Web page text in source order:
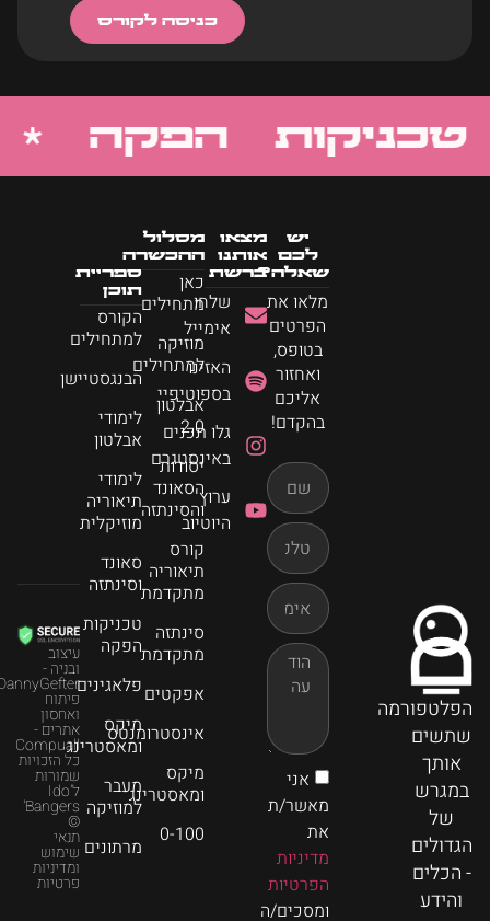
כניסה לקורס
הפקה *
הפלטפורמה
שתשים
אותך
במגרש
של
הגדולים
- הכלים
והידע
מסלול
ההכשרה
כאן
מתחילים
מוזיקה
למתחילים
אבלטון
2.0
יסודות
הסאונד
והסינתזה
קורס
תיאוריה
מתקדמת
סינתזה
מתקדמת
אפקטים
אינסטרומנטס
מיקס
ומאסטרינג
0-100
ספריית
תוכן
הקורס
למתחילים
הבנגסטיישן
לימודי
אבלטון
לימודי
תיאוריה
מוזיקלית
סאונד
וסינתזה
טכניקות
הפקה
פלאגינים
מיקס
ומאסטרינג
מעבר
למוזיקה
מרתונים
מצאו
אותנו
ברשת
שלחו
אימייל
האזינו
בספוטיפיי
גלו תכנים
באינסטגרם
ערוץ
היוטיוב
יש
לכם
שאלה?
מלאו את
הפרטים
בטופס,
ואחזור
אליכם
בהקדם!
אני
מאשר/ת
את
מדיניות
הפרטיות
ומסכים/ה
כל הזכויות
שמורות
ל'Ido
Bangers'
©
תנאי
שימוש
ומדיניות
פרטיות
עיצוב
ובניה -
פיתוח
ואחסון
אתרים -
Compuall